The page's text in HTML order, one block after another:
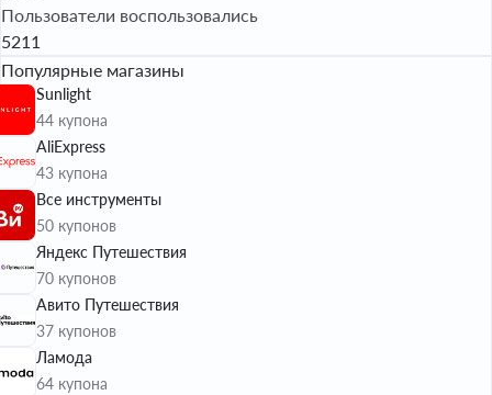
Пользователи воспользовались
5211
Популярные магазины
Sunlight
44 купона
AliExpress
43 купона
Все инструменты
50 купонов
Яндекс Путешествия
70 купонов
Авито Путешествия
37 купонов
Ламода
64 купона